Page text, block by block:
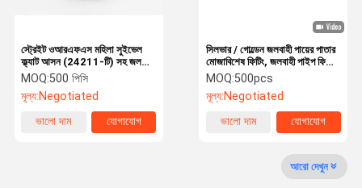
আমাদের সম্পর্কে
কারখানা ভ্রমণ মান নিয়ন্ত্রণ যোগাযোগ করুন খবর
সিলভার / গোল্ডেন জলবাহী পায়ের পাতার
মোজাবিশেষ ফিটিং, জলবাহী পাইপ ফিটিং
গ্যাভলাইনেড দস্তা চেহারা (03310)
MOQ:500pcs
মূল্য:Negotiated
ভালো দাম
যোগাযোগ
স্ট্রেইট ওআরএফএস মহিলা সুইভেল
ফ্ল্যাট আসন (24211-টি) সহ জলবাহী
পায়ের পাতার মোজাবিশেষ সংযোজকগুলি
MOQ:500 পিসি
মূল্য:Negotiated
ভালো দাম
যোগাযোগ
আরো দেখুন